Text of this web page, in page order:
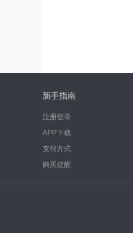
新手指南
注册登录
APP下载
支付方式
购买提醒